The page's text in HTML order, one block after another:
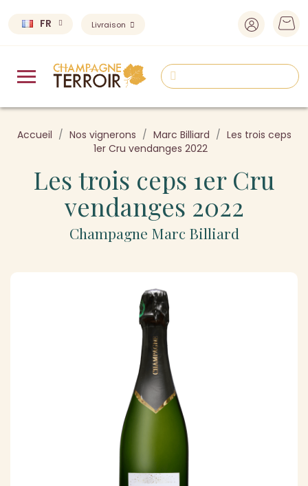
FR Livraison
Accueil Nos vignerons Marc Billiard
Les trois ceps
1er Cru vendanges 2022
Les trois ceps 1er Cru
vendanges 2022
Champagne Marc Billiard